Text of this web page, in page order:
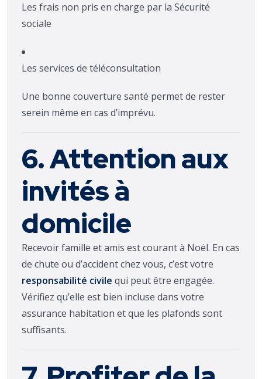
Les frais non pris en charge par la Sécurité
sociale
Les services de téléconsultation
Une bonne couverture santé permet de rester
serein même en cas d’imprévu.
6. Attention aux
invités à
domicile
Recevoir famille et amis est courant à Noël. En cas
de chute ou d’accident chez vous, c’est votre
responsabilité civile qui peut être engagée.
Vérifiez qu’elle est bien incluse dans votre
assurance habitation et que les plafonds sont
suffisants.